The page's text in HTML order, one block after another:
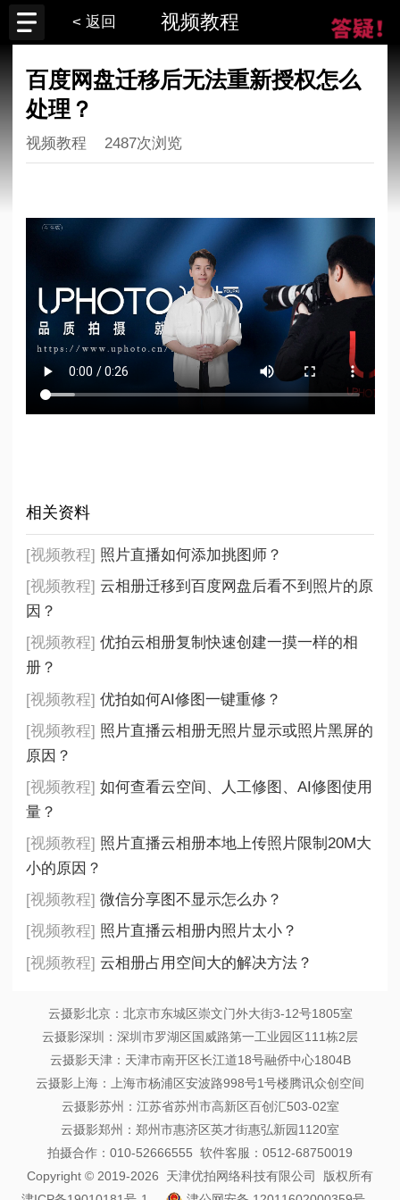
< 返回 视频教程
百度网盘迁移后无法重新授权怎么
处理？
视频教程 2487次浏览
相关资料
[视频教程] 照片直播如何添加挑图师？
[视频教程] 云相册迁移到百度网盘后看不到照片的原
因？
[视频教程] 优拍云相册复制快速创建一摸一样的相
册？
[视频教程] 优拍如何AI修图一键重修？
[视频教程] 照片直播云相册无照片显示或照片黑屏的
原因？
[视频教程] 如何查看云空间、人工修图、AI修图使用
量？
[视频教程] 照片直播云相册本地上传照片限制20M大
小的原因？
[视频教程] 微信分享图不显示怎么办？
[视频教程] 照片直播云相册内照片太小？
[视频教程] 云相册占用空间大的解决方法？
云摄影北京：北京市东城区崇文门外大街3-12号1805室
云摄影深圳：深圳市罗湖区国威路第一工业园区111栋2层
云摄影天津：天津市南开区长江道18号融侨中心1804B
云摄影上海：上海市杨浦区安波路998号1号楼腾讯众创空间
云摄影苏州：江苏省苏州市高新区百创汇503-02室
云摄影郑州：郑州市惠济区英才街惠弘新园1120室
拍摄合作：010-52666555 软件客服：0512-68750019
Copyright © 2019-2026 天津优拍网络科技有限公司 版权所有